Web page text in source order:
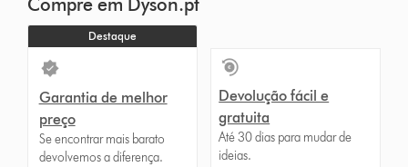
Compre em Dyson.pt
Destaque
Garantia de melhor
preço
Se encontrar mais barato
devolvemos a diferença.
Devolução fácil e
gratuita
Até 30 dias para mudar de
ideias.